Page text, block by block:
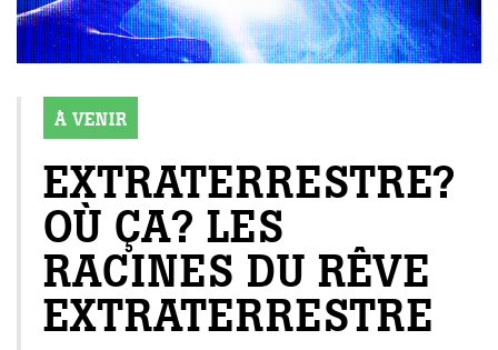
À VENIR
EXTRATERRESTRE?
OÙ ÇA? LES
RACINES DU RÊVE
EXTRATERRESTRE